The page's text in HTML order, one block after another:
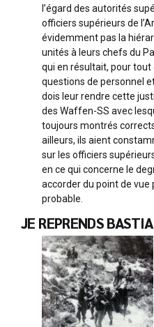
l’égard des autorités
officiers supérieurs de
évidemment pas la
unités à leurs chefs du
qui en résultait, pour tout
questions de personnel
dois leur rendre cette
des Waffen-SS avec
toujours montrés
ailleurs, ils aient
sur les officiers
en ce qui concerne le
accorder du point de vue
probable.
JE REPRENDS BASTIA